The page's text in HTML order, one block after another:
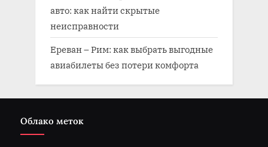
авто: как найти скрытые
неисправности
Ереван – Рим: как выбрать выгодные
авиабилеты без потери комфорта
Облако меток